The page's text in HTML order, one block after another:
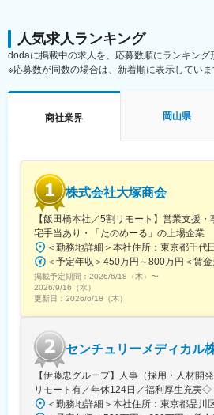
60年以上黒字経営を継続する安定企
績があります。福利厚生も充実して
安心して働ける環境が整っています。
■組織について
担当顧客への提案方法や営業アプロ
ており、自身の強みを活かした営業活
一方で、目標はチーム単位で設定さ
や相談もしやすく、個人主義ではな
売場に並ぶため、自身の仕事の成果
やりがいがあります。
また、既製品を販売するだけではな
略に合わせて容器を一から企画する
見せ方にしたい」「物流コストを下
い」など、お客様ごとの課題に合わ
■スキルアップ
食品メーカーやコンビニ関連企業と
引き出し最適な提案を行う力が身につ
また、容器の形状や素材、機能性、
て成長できる環境です。
既製品だけでなく別注品の企画提案
様の要望を形にしていく提案力や調
変更の範囲：会社の定める業務
人気求人ランキング
dodaに掲載中の求人を、応募数順にランキング
※応募数が同数の場合は、新着順に表示していま
商社業界 岡山県
株式会社大塚商会
【飯田橋本社／5割リモート】営業支援
宅手当あり・「たのめーる」の上場企業
掲載予定期間： 2026/6/18（木） 〜
2026/9/16（水）
更新日： 2026/6/18（木）
センチュリーメディカル
【伊藤忠グループ】人事（採用・人材開
リモート有／年休124日／福利厚生充実◇